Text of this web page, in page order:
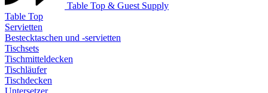
Table Top & Guest Supply
Table Top
Servietten
Bestecktaschen und -servietten
Tischsets
Tischmitteldecken
Tischläufer
Tischdecken